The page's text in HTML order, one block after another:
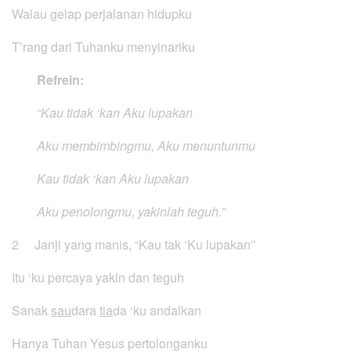
Walau gelap perjalanan hidupku
T’rang dari Tuhanku menyinariku
Refrein:
“Kau tidak ‘kan Aku lupakan
Aku membimbingmu, Aku menuntunmu
Kau tidak ‘kan Aku lupakan
Aku penolongmu, yakinlah teguh.”
2 Janji yang manis, “Kau tak ‘Ku lupakan”
Itu ‘ku percaya yakin dan teguh
Sanak saudaratiada ‘ku andalkan
Hanya Tuhan Yesus pertolonganku